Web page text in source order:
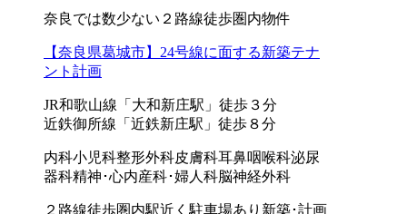
奈良では数少ない２路線徒歩圏内物件
【奈良県葛城市】24号線に面する新築テナ
ント計画
JR和歌山線「大和新庄駅」徒歩３分
近鉄御所線「近鉄新庄駅」徒歩８分
内科小児科整形外科皮膚科耳鼻咽喉科泌尿
器科精神･心内産科･婦人科脳神経外科
２路線徒歩圏内駅近く 駐車場あり 新築･計画